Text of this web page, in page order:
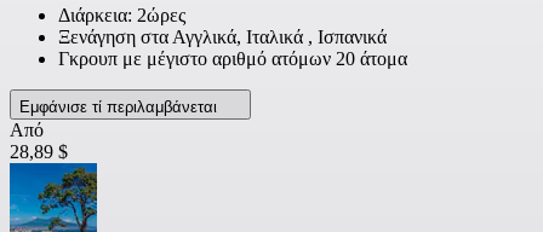
Διάρκεια: 2ώρες
Ξενάγηση στα Αγγλικά, Ιταλικά , Ισπανικά
Γκρουπ με μέγιστο αριθμό ατόμων 20 άτομα
Εμφάνισε τί περιλαμβάνεται
Από
28,89 $